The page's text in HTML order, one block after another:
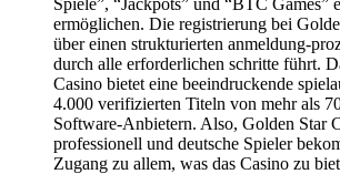
ermöglichen. Die registrierung bei
über einen strukturierten anmeldung-
durch alle erforderlichen schritte führt.
Casino bietet eine beeindruckende
4.000 verifizierten Titeln von mehr als
Software-Anbietern. Also, Golden Star
professionell und deutsche Spieler
Zugang zu allem, was das Casino zu